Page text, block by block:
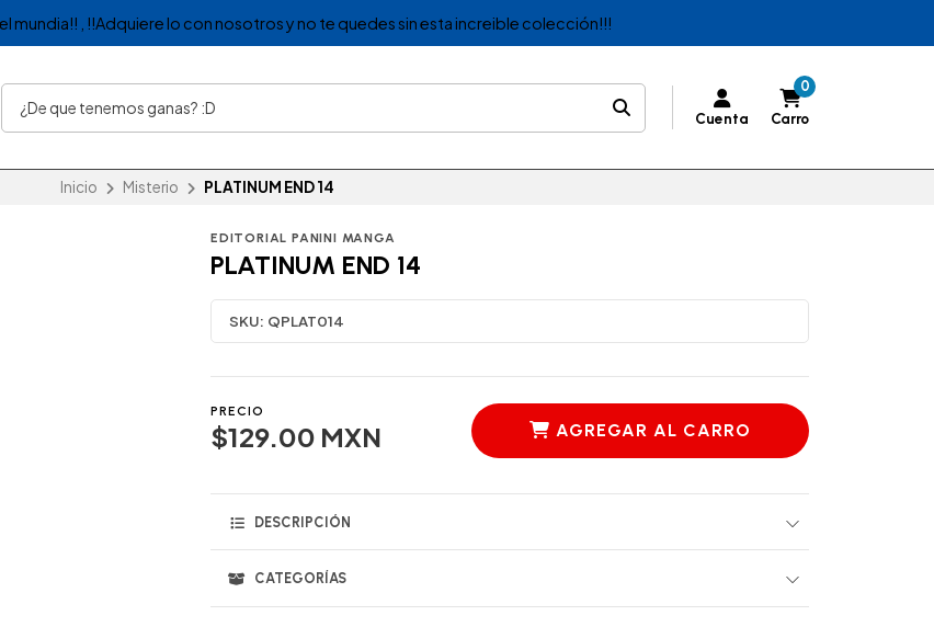
mundia!! , !!Adquiere lo con nosotros y no te quedes sin esta increible colección!!!
Cuenta
0
Carro
Inicio Misterio PLATINUM END 14
EDITORIAL PANINI MANGA
PLATINUM END 14
SKU: QPLAT014
PRECIO
$129.00 MXN AGREGAR AL CARRO
DESCRIPCIÓN
CATEGORÍAS